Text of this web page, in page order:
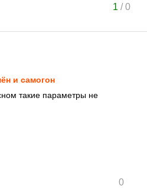
1 /0
и самогон
такие параметры не
0